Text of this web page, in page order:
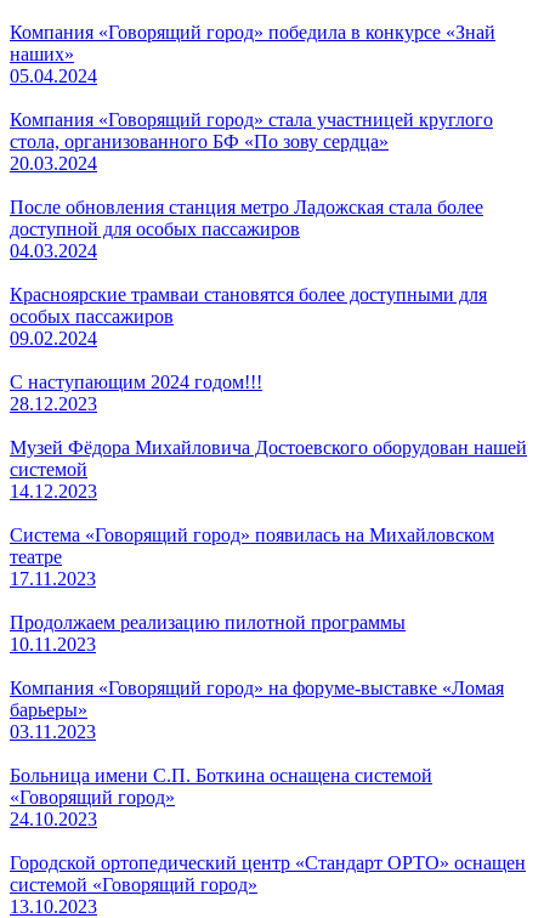
Компания «Говорящий город» победила в конкурсе «Знай
наших»
05.04.2024
Компания «Говорящий город» стала участницей круглого
стола, организованного БФ «По зову сердца»
20.03.2024
После обновления станция метро Ладожская стала более
доступной для особых пассажиров
04.03.2024
Красноярские трамваи становятся более доступными для
особых пассажиров
09.02.2024
С наступающим 2024 годом!!!
28.12.2023
Музей Фёдора Михайловича Достоевского оборудован нашей
системой
14.12.2023
Система «Говорящий город» появилась на Михайловском
театре
17.11.2023
Продолжаем реализацию пилотной программы
10.11.2023
Компания «Говорящий город» на форуме-выставке «Ломая
барьеры»
03.11.2023
Больница имени С.П. Боткина оснащена системой
«Говорящий город»
24.10.2023
Городской ортопедический центр «Стандарт ОРТО» оснащен
системой «Говорящий город»
13.10.2023